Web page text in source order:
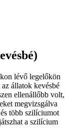
lévő legelőkön
állatok kevésbé
ellenállőbb volt,
megvizsgálva
több szilíciumot
a szilícium